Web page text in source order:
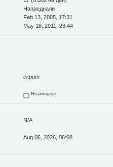
Напреднали
Feb 13, 2005, 17:31
May 18, 2011, 23:44
скрит
Неактивен
N/A
Aug 06, 2026, 06:08